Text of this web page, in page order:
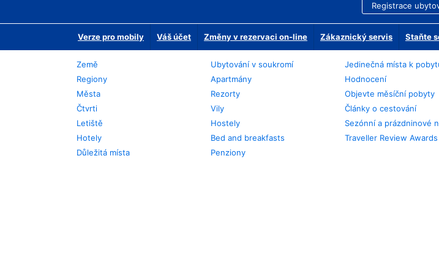
Registrace
Verze pro mobily Váš účet Změny v rezervaci on-line Zákaznický servis Staňte
Země
Regiony
Města
Čtvrti
Letiště
Hotely
Důležitá místa
Ubytování v soukromí
Apartmány
Rezorty
Vily
Hostely
Bed and breakfasts
Penziony
Jedinečná místa k
Hodnocení
Objevte měsíční pobyty
Články o cestování
Sezónní a prázdninové
Traveller Review Awards